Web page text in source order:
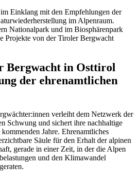
Einklang mit den Empfehlungen der
im Alpenraum.
Nationalpark und im Biosphärenpark
Projekte von der Tiroler Bergwacht
Bergwacht in Osttirol
der ehrenamtlichen
verleiht dem Netzwerk der
Schwung und sichert ihre nachhaltige
Jahre. Ehrenamtliches
Säule für den Erhalt der alpinen
gerade in einer Zeit, in der die Alpen
und den Klimawandel